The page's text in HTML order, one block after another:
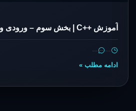
آموزش ++C | بخش سوم – ورودی و خروجی
…
…
ادامه مطلب »